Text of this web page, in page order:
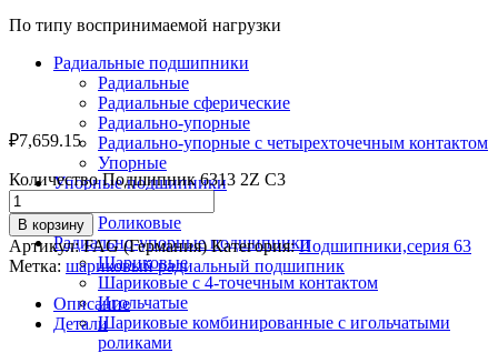
По типу воспринимаемой нагрузки
Радиальные подшипники
Радиальные
Радиальные сферические
Радиально-упорные
Радиально-упорные с четырехточечным контактом
Упорные
Упорные подшипники
Роликовые
Радиально-упорные подшипники
Шариковые
Шариковые с 4-точечным контактом
Игольчатые
Шариковые комбинированные с игольчатыми
роликами
₽7,659.15
Количество Подшипник 6313 2Z C3
В корзину
Артикул:FAG (Германия) Категория:Подшипники,серия 63
Метка: шариковый радиальный подшипник
Описание
Детали